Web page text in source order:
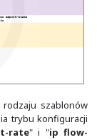
gdyż
zostały
taką
dane na
nawet to